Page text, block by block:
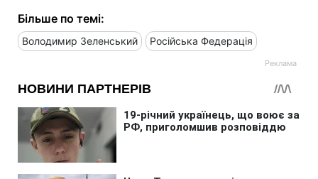
Більше по темі:
Володимир Зеленський Російська Федерація